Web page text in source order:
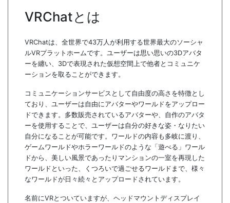
VRChatとは
VRChatは、全世界で43万人が利用する世界最大のソーシャ
ルVRプラットホームです。ユーザーは思い思いの3Dアバタ
ーを纏い、3Dで表現された仮想空間上で他者とコミュニケ
ーションを取ることができます。
コミュニケーションサービスとして自由度の高さを特徴とし
ており、ユーザーは自由にアバターやワールドをアップロー
ドできます。多数販売されているアバターや、自作のアバタ
ーを使用することで、ユーザーは自分の好きな姿・なりたい
自分になることが可能です。ワールドの内容も多岐に渡り、
ゲームワールドやホラーワールドのような「遊べる」ワール
ドから、美しい風景であったりマンションの一室を再現した
ワールドといった、くつろいで過ごせるワールドまで、様々
なワールドが日々続々とアップロードされています。
名前にVRとついていますが、ヘッドマウントディスプレイ